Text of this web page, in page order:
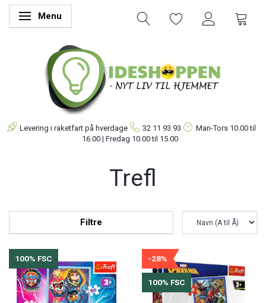
Skifte navigation
Menu
Levering i raketfart på hverdage 32 11 93 93 Man-Tors 10.00 til
16.00 | Fredag 10.00 til 15.00
Trefl
Filtre
100% FSC -28%
100% FSC